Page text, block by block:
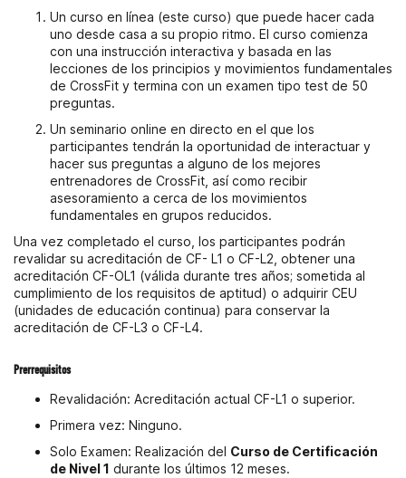
Un curso en línea (este curso) que puede hacer cada
uno desde casa a su propio ritmo. El curso comienza
con una instrucción interactiva y basada en las
lecciones de los principios y movimientos fundamentales
de CrossFit y termina con un examen tipo test de 50
preguntas.
Un seminario online en directo en el que los
participantes tendrán la oportunidad de interactuar y
hacer sus preguntas a alguno de los mejores
entrenadores de CrossFit, así como recibir
asesoramiento a cerca de los movimientos
fundamentales en grupos reducidos.
Una vez completado el curso, los participantes podrán
revalidar su acreditación de CF- L1 o CF-L2, obtener una
acreditación CF-OL1 (válida durante tres años; sometida al
cumplimiento de los requisitos de aptitud) o adquirir CEU
(unidades de educación continua) para conservar la
acreditación de CF-L3 o CF-L4.
Prerrequisitos
Revalidación: Acreditación actual CF-L1 o superior.
Primera vez: Ninguno.
Solo Examen: Realización del Curso de Certificación
de Nivel 1 durante los últimos 12 meses.